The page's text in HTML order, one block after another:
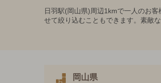
日羽駅(岡山県)周辺1kmで一人のお
せて絞り込むこともできます。素敵
岡山県